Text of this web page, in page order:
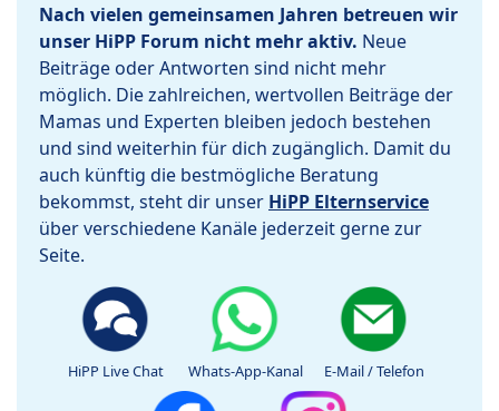
Nach vielen gemeinsamen Jahren betreuen wir
unser HiPP Forum nicht mehr aktiv. Neue
Beiträge oder Antworten sind nicht mehr
möglich. Die zahlreichen, wertvollen Beiträge der
Mamas und Experten bleiben jedoch bestehen
und sind weiterhin für dich zugänglich. Damit du
auch künftig die bestmögliche Beratung
bekommst, steht dir unser HiPP Elternservice
über verschiedene Kanäle jederzeit gerne zur
Seite.
HiPP Live Chat Whats-App-Kanal E-Mail / Telefon